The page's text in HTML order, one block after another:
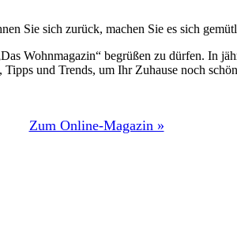
Sie sich zurück, machen Sie es sich
Wohnmagazin“ begrüßen zu dürfen. In
Tipps und Trends, um Ihr Zuhause noch
Zum Online-Magazin »